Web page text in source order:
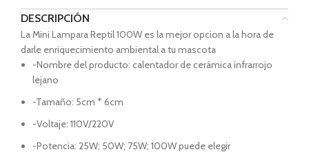
DESCRIPCIÓN
La Mini Lampara Reptil 100W es la mejor opcion a la hora de
darle enriquecimiento ambiental a tu mascota
-Nombre del producto: calentador de cerámica infrarrojo
lejano
-Tamaño: 5cm * 6cm
-Voltaje: 110V/220V
-Potencia: 25W; 50W; 75W; 100W puede elegir